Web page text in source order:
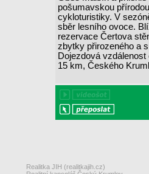
pošumavskou
cykloturistiky. V
sběr lesního ovoce.
rezervace Čertova
zbytky přirozeného a
Dojezdová
15 km, Českého
Realitka JIH (realitkajih.cz)